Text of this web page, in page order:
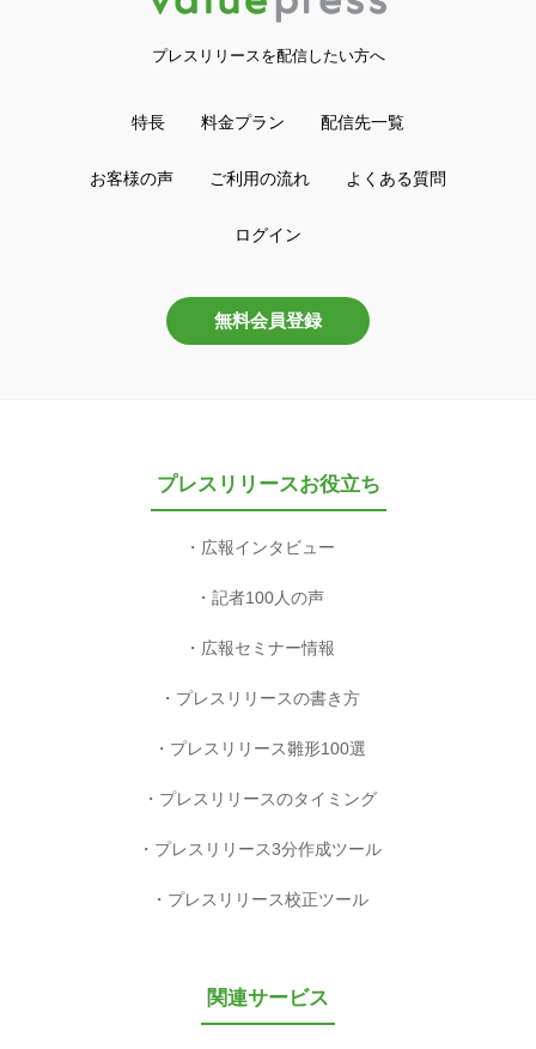
プレスリリースを配信したい方へ
特長 料金プラン 配信先一覧
お客様の声 ご利用の流れ よくある質問
ログイン
無料会員登録
プレスリリースお役立ち
広報インタビュー
記者100人の声
広報セミナー情報
プレスリリースの書き方
プレスリリース雛形100選
プレスリリースのタイミング
プレスリリース3分作成ツール
プレスリリース校正ツール
関連サービス